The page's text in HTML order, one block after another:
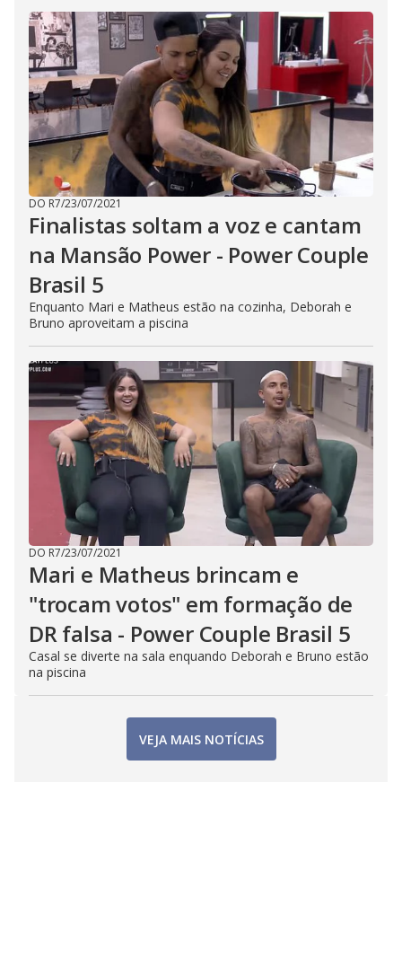
DO R7/23/07/2021
Finalistas soltam a voz e cantam
na Mansão Power - Power Couple
Brasil 5
Enquanto Mari e Matheus estão na cozinha, Deborah e
Bruno aproveitam a piscina
DO R7/23/07/2021
Mari e Matheus brincam e
"trocam votos" em formação de
DR falsa - Power Couple Brasil 5
Casal se diverte na sala enquando Deborah e Bruno estão
na piscina
VEJA MAIS NOTÍCIAS